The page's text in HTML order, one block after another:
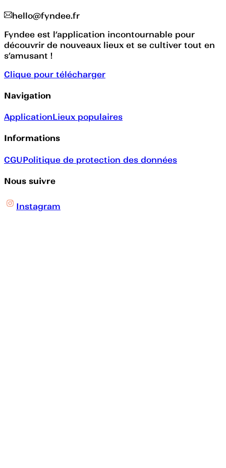
hello@fyndee.fr
Fyndee est l’application incontournable pour
découvrir de nouveaux lieux et se cultiver tout en
s’amusant !
Clique pour télécharger
Navigation
ApplicationLieux populaires
Informations
CGUPolitique de protection des données
Nous suivre
Instagram